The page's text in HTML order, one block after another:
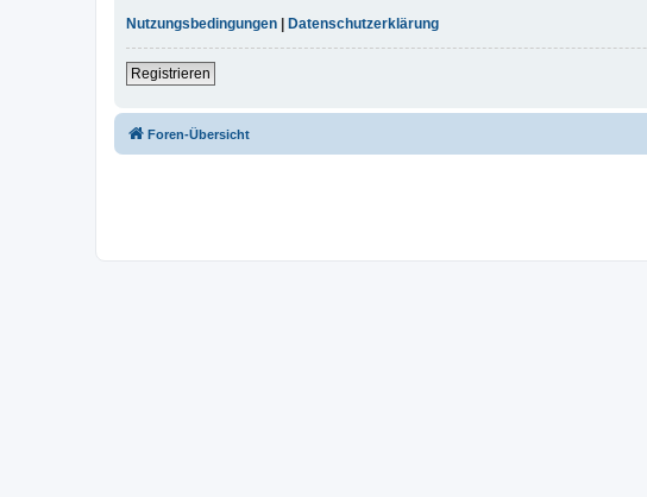
Nutzungsbedingungen | Datenschutzerklärung
Registrieren
Foren-Übersicht